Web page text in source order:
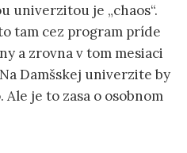
univerzitou je „chaos“.
tam cez program príde
a zrovna v tom mesiaci
Damšskej univerzite by
Ale je to zasa o osobnom